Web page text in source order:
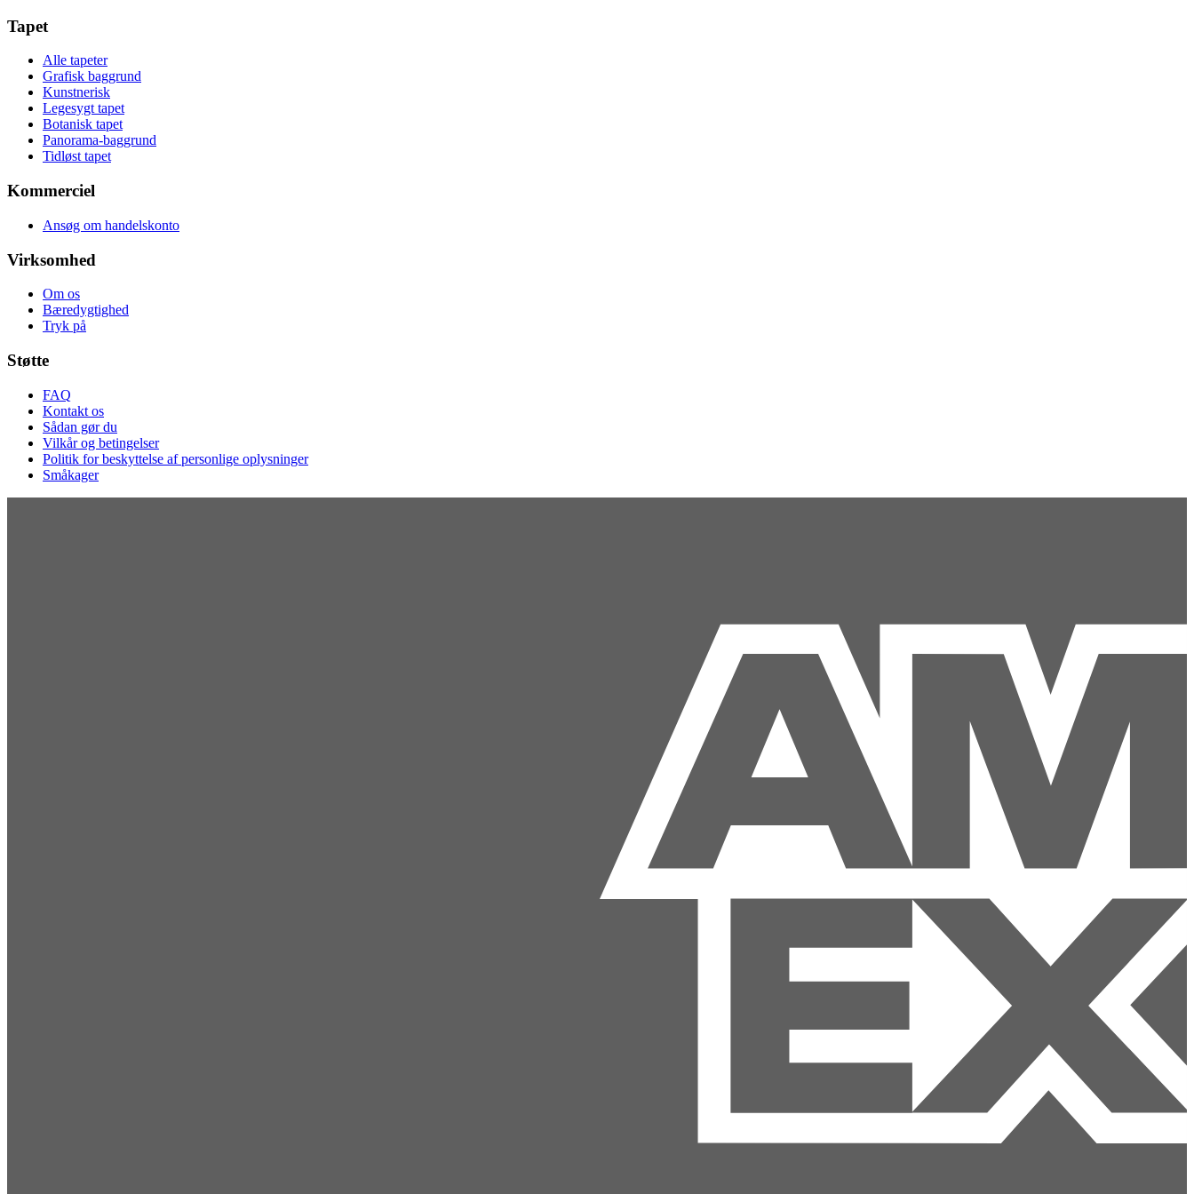
Tapet
Alle tapeter
Grafisk baggrund
Kunstnerisk
Legesygt tapet
Botanisk tapet
Panorama-baggrund
Tidløst tapet
Kommerciel
Ansøg om handelskonto
Virksomhed
Om os
Bæredygtighed
Tryk på
Støtte
FAQ
Kontakt os
Sådan gør du
Vilkår og betingelser
Politik for beskyttelse af personlige oplysninger
Småkager